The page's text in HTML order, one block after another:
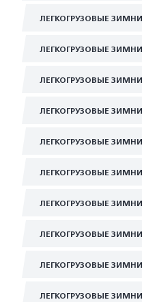
ЛЕГКОГРУЗОВЫЕ
ЛЕГКОГРУЗОВЫЕ
ЛЕГКОГРУЗОВЫЕ
ЛЕГКОГРУЗОВЫЕ
ЛЕГКОГРУЗОВЫЕ
ЛЕГКОГРУЗОВЫЕ
ЛЕГКОГРУЗОВЫЕ
ЛЕГКОГРУЗОВЫЕ
ЛЕГКОГРУЗОВЫЕ
ЛЕГКОГРУЗОВЫЕ